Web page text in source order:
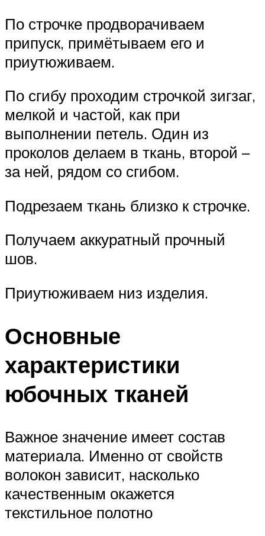
По строчке продворачиваем
припуск, примётываем его и
приутюживаем.
По сгибу проходим строчкой зигзаг,
мелкой и частой, как при
выполнении петель. Один из
проколов делаем в ткань, второй –
за ней, рядом со сгибом.
Подрезаем ткань близко к строчке.
Получаем аккуратный прочный
шов.
Приутюживаем низ изделия.
Основные
характеристики
юбочных тканей
Важное значение имеет состав
материала. Именно от свойств
волокон зависит, насколько
качественным окажется
текстильное полотно